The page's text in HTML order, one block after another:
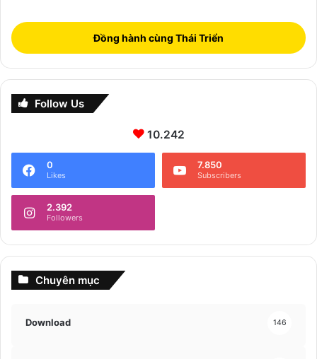
Đồng hành cùng Thái Triển
Follow Us
10.242
0
Likes
7.850
Subscribers
2.392
Followers
Chuyên mục
Download 146